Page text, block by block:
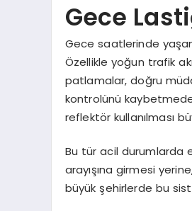
Gece
Gece saatlerinde
Özellikle yoğun trafik
patlamalar, doğru
kontrolünü
reflektör kullanılması
Bu tür acil durumlarda
arayışına girmesi
büyük şehirlerde bu